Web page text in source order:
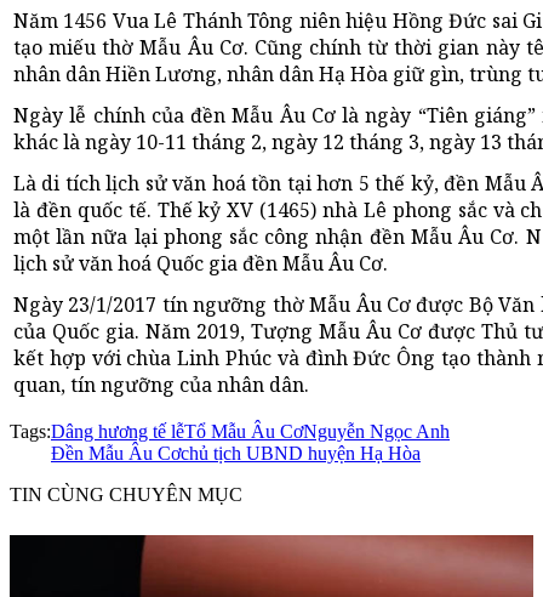
Năm 1456 Vua Lê Thánh Tông niên hiệu Hồng Đức sai
tạo miếu thờ Mẫu Âu Cơ. Cũng chính từ thời gian này
nhân dân Hiền Lương, nhân dân Hạ Hòa giữ gìn, trùng
Ngày lễ chính của đền Mẫu Âu Cơ là ngày “Tiên
khác là ngày 10-11 tháng 2, ngày 12 tháng 3, ngày 13
Là di tích lịch sử văn hoá tồn tại hơn 5 thế kỷ, đền Mẫu
là đền quốc tế. Thế kỷ XV (1465) nhà Lê phong sắc và
một lần nữa lại phong sắc công nhận đền Mẫu Âu Cơ.
lịch sử văn hoá Quốc gia đền Mẫu Âu Cơ.
Ngày 23/1/2017 tín ngưỡng thờ Mẫu Âu Cơ được Bộ
của Quốc gia. Năm 2019, Tượng Mẫu Âu Cơ được Thủ
kết hợp với chùa Linh Phúc và đình Đức Ông tạo
quan, tín ngưỡng của nhân dân.
Tags:Dâng hương tế lễTổ Mẫu Âu CơNguyễn Ngọc Anh
Đền Mẫu Âu Cơchủ tịch UBND huyện Hạ Hòa
TIN CÙNG CHUYÊN MỤC